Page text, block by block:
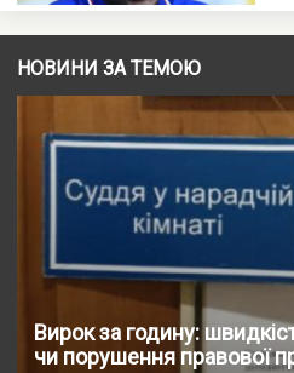
НОВИНИ ЗА ТЕМОЮ
Вирок за годину:
чи порушення правової